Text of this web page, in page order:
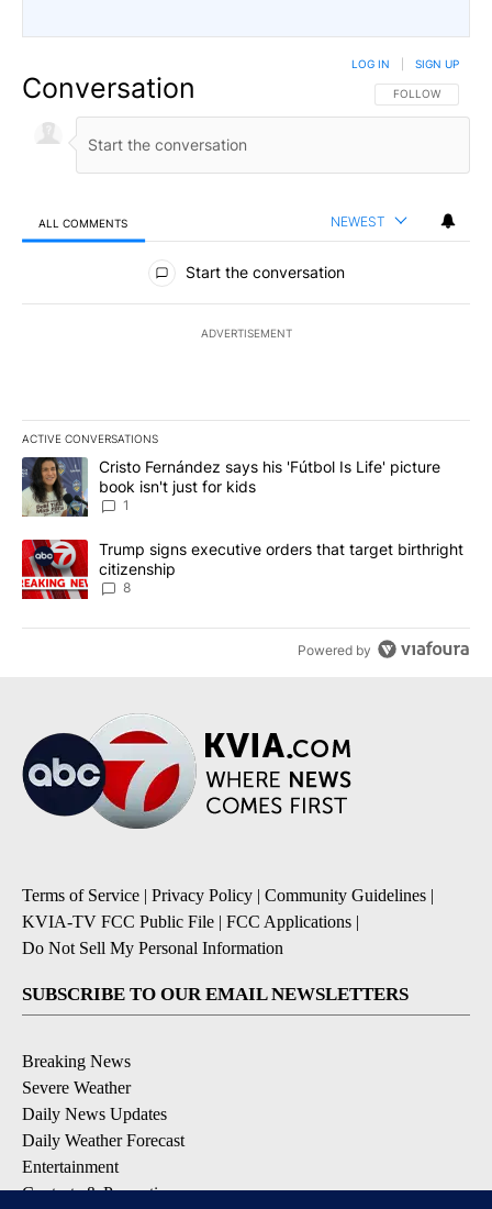
Conversation FOLLOW THIS
FOLLOW
LOG IN SIGN UP
ALL COMMENTS NEWEST
All Comments
Start the conversation
ADVERTISEMENT
ACTIVE CONVERSATIONS
The following is a list of the most commented articles in the last
A trending article titled "Cristo Fernández says his 'Fútbol Is
Cristo Fernández says his 'Fútbol Is Life' picture
book isn't just for kids
1
A trending article titled "Trump signs executive orders that
Trump signs executive orders that target birthright
citizenship
8
Powered by
Terms of Service | Privacy Policy | Community Guidelines |
KVIA-TV FCC Public File | FCC Applications |
Do Not Sell My Personal Information
SUBSCRIBE TO OUR EMAIL NEWSLETTERS
Breaking News
Severe Weather
Daily News Updates
Daily Weather Forecast
Entertainment
Contests & Promotions